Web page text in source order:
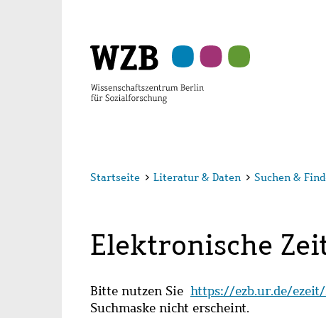
Startseite > Literatur & Daten > Suchen &
Elektronische
Bitte nutzen Sie https://ezb.ur.de/
Suchmaske nicht erscheint.